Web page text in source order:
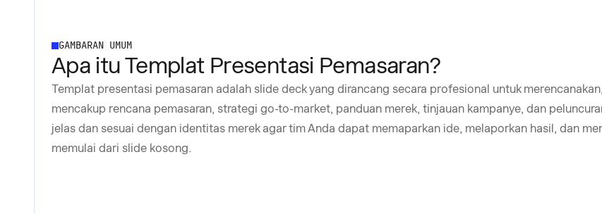
GAMBARAN UMUM
Apa itu Templat Presentasi Pemasaran?
Templat presentasi pemasaran adalah slide deck yang dirancang secara profesional untuk
mencakup rencana pemasaran, strategi go-to-market, panduan merek, tinjauan kampanye, dan
jelas dan sesuai dengan identitas merek agar tim Anda dapat memaparkan ide, melaporkan hasil, dan
memulai dari slide kosong.